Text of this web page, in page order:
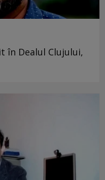
în Dealul Clujului,